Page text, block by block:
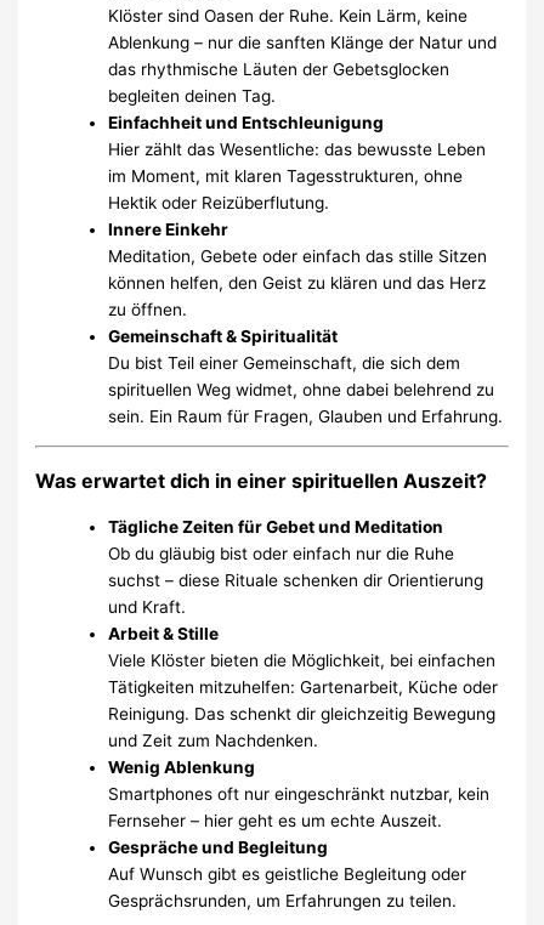
Klöster sind Oasen der Ruhe. Kein Lärm, keine
Ablenkung – nur die sanften Klänge der Natur und
das rhythmische Läuten der Gebetsglocken
begleiten deinen Tag.
Einfachheit und Entschleunigung
Hier zählt das Wesentliche: das bewusste Leben
im Moment, mit klaren Tagesstrukturen, ohne
Hektik oder Reizüberflutung.
Innere Einkehr
Meditation, Gebete oder einfach das stille Sitzen
können helfen, den Geist zu klären und das Herz
zu öffnen.
Gemeinschaft & Spiritualität
Du bist Teil einer Gemeinschaft, die sich dem
spirituellen Weg widmet, ohne dabei belehrend zu
sein. Ein Raum für Fragen, Glauben und Erfahrung.
Was erwartet dich in einer spirituellen Auszeit?
Tägliche Zeiten für Gebet und Meditation
Ob du gläubig bist oder einfach nur die Ruhe
suchst – diese Rituale schenken dir Orientierung
und Kraft.
Arbeit & Stille
Viele Klöster bieten die Möglichkeit, bei einfachen
Tätigkeiten mitzuhelfen: Gartenarbeit, Küche oder
Reinigung. Das schenkt dir gleichzeitig Bewegung
und Zeit zum Nachdenken.
Wenig Ablenkung
Smartphones oft nur eingeschränkt nutzbar, kein
Fernseher – hier geht es um echte Auszeit.
Gespräche und Begleitung
Auf Wunsch gibt es geistliche Begleitung oder
Gesprächsrunden, um Erfahrungen zu teilen.